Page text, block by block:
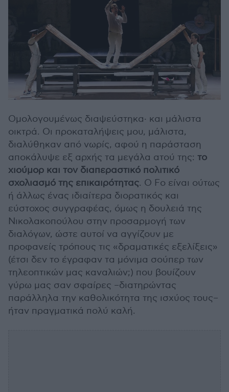
Ομολογουμένως διαψεύστηκα· και μάλιστα
οικτρά. Οι προκαταλήψεις μου, μάλιστα,
διαλύθηκαν από νωρίς, αφού η παράσταση
αποκάλυψε εξ αρχής τα μεγάλα ατού της: το
χιούμορ και τον διαπεραστικό πολιτικό
σχολιασμό της επικαιρότητας. Ο Fo είναι ούτως
ή άλλως ένας ιδιαίτερα διορατικός και
εύστοχος συγγραφέας, όμως η δουλειά της
Νικολακοπούλου στην προσαρμογή των
διαλόγων, ώστε αυτοί να αγγίζουν με
προφανείς τρόπους τις «δραματικές εξελίξεις»
(έτσι δεν το έγραφαν τα μόνιμα σούπερ των
τηλεοπτικών μας καναλιών;) που βουίζουν
γύρω μας σαν σφαίρες –διατηρώντας
παράλληλα την καθολικότητα της ισχύος τους–
ήταν πραγματικά πολύ καλή.